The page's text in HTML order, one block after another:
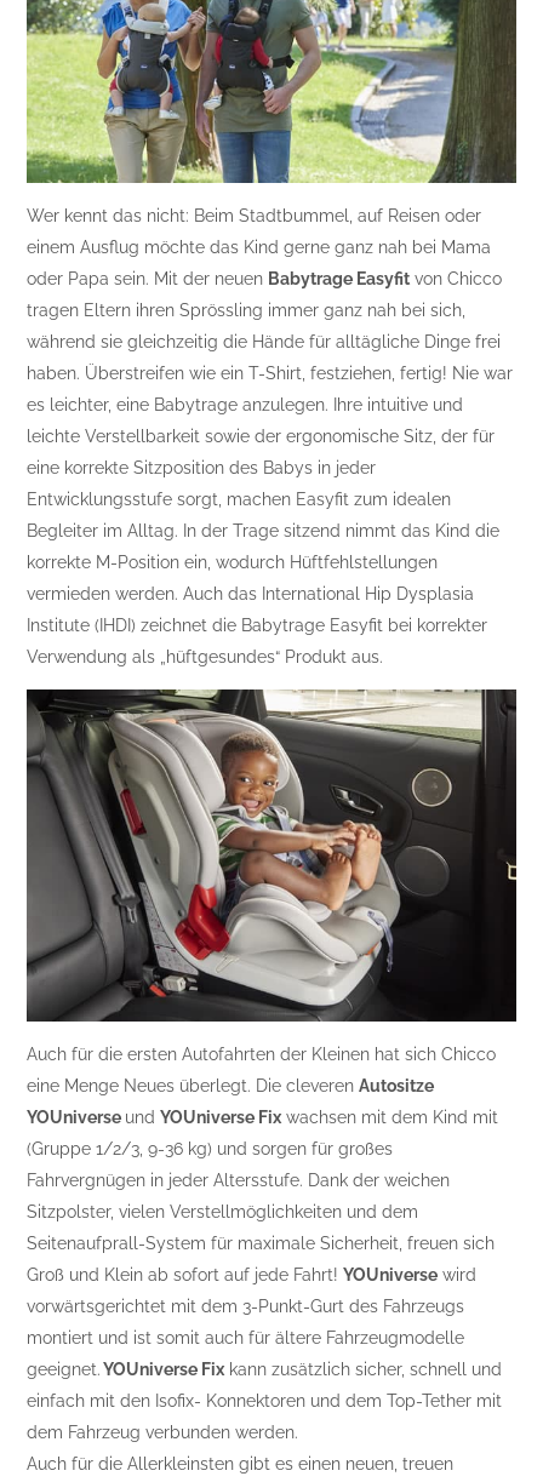
Wer kennt das nicht: Beim Stadtbummel, auf Reisen oder
einem Ausflug möchte das Kind gerne ganz nah bei Mama
oder Papa sein. Mit der neuen Babytrage Easyfit von Chicco
tragen Eltern ihren Sprössling immer ganz nah bei sich,
während sie gleichzeitig die Hände für alltägliche Dinge frei
haben. Überstreifen wie ein T-Shirt, festziehen, fertig! Nie war
es leichter, eine Babytrage anzulegen. Ihre intuitive und
leichte Verstellbarkeit sowie der ergonomische Sitz, der für
eine korrekte Sitzposition des Babys in jeder
Entwicklungsstufe sorgt, machen Easyfit zum idealen
Begleiter im Alltag. In der Trage sitzend nimmt das Kind die
korrekte M-Position ein, wodurch Hüftfehlstellungen
vermieden werden. Auch das International Hip Dysplasia
Institute (IHDI) zeichnet die Babytrage Easyfit bei korrekter
Verwendung als „hüftgesundes“ Produkt aus.
Auch für die ersten Autofahrten der Kleinen hat sich Chicco
eine Menge Neues überlegt. Die cleverenAutositze
YOUniverse undYOUniverse Fix wachsen mit dem Kind mit
(Gruppe 1/2/3, 9-36 kg) und sorgen für großes
Fahrvergnügen in jeder Altersstufe. Dank der weichen
Sitzpolster, vielen Verstellmöglichkeiten und dem
Seitenaufprall-System für maximale Sicherheit, freuen sich
Groß und Klein ab sofort auf jede Fahrt!YOUniverse wird
vorwärtsgerichtet mit dem 3-Punkt-Gurt des Fahrzeugs
montiert und ist somit auch für ältere Fahrzeugmodelle
geeignet.YOUniverse Fix kann zusätzlich sicher, schnell und
einfach mit den Isofix- Konnektoren und dem Top-Tether mit
dem Fahrzeug verbunden werden.
Auch für die Allerkleinsten gibt es einen neuen, treuen